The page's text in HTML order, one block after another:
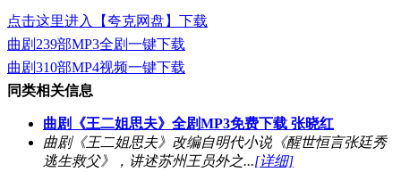
点击这里进入【夸克网盘】下载
曲剧239部MP3全剧一键下载
曲剧310部MP4视频一键下载
同类相关信息
曲剧《王二姐思夫》全剧MP3免费下载 张晓红
曲剧《王二姐思夫》改编自明代小说《醒世恒言张廷秀
逃生救父》，讲述苏州王员外之...[详细]